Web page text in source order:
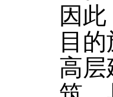
因
目
高层